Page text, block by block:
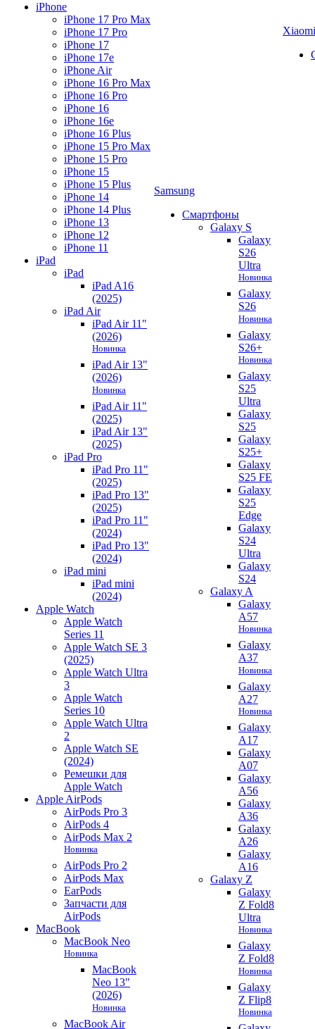
iPhone
iPhone 17 Pro Max
iPhone 17 Pro
iPhone 17
iPhone 17e
iPhone Air
iPhone 16 Pro Max
iPhone 16 Pro
iPhone 16
iPhone 16e
iPhone 16 Plus
iPhone 15 Pro Max
iPhone 15 Pro
iPhone 15
iPhone 15 Plus
iPhone 14
iPhone 14 Plus
iPhone 13
iPhone 12
iPhone 11
iPad
iPad
iPad A16
(2025)
iPad Air
iPad Air 11"
(2026)
Новинка
iPad Air 13"
(2026)
Новинка
iPad Air 11"
(2025)
iPad Air 13"
(2025)
iPad Pro
iPad Pro 11"
(2025)
iPad Pro 13"
(2025)
iPad Pro 11"
(2024)
iPad Pro 13"
(2024)
iPad mini
iPad mini
(2024)
Apple Watch
Apple Watch
Series 11
Apple Watch SE 3
(2025)
Apple Watch Ultra
3
Apple Watch
Series 10
Apple Watch Ultra
2
Apple Watch SE
(2024)
Ремешки для
Apple Watch
Apple AirPods
AirPods Pro 3
AirPods 4
AirPods Max 2
Новинка
AirPods Pro 2
AirPods Max
EarPods
Запчасти для
AirPods
MacBook
MacBook Neo
Новинка
MacBook
Neo 13"
(2026)
Новинка
MacBook Air
Samsung
Смартфоны
Galaxy S
Galaxy
S26
Ultra
Новинка
Galaxy
S26
Новинка
Galaxy
S26+
Новинка
Galaxy
S25
Ultra
Galaxy
S25
Galaxy
S25+
Galaxy
S25 FE
Galaxy
S25
Edge
Galaxy
S24
Ultra
Galaxy
S24
Galaxy A
Galaxy
A57
Новинка
Galaxy
A37
Новинка
Galaxy
A27
Новинка
Galaxy
A17
Galaxy
A07
Galaxy
A56
Galaxy
A36
Galaxy
A26
Galaxy
A16
Galaxy Z
Galaxy
Z Fold8
Ultra
Новинка
Galaxy
Z Fold8
Новинка
Galaxy
Z Flip8
Новинка
Xiaomi